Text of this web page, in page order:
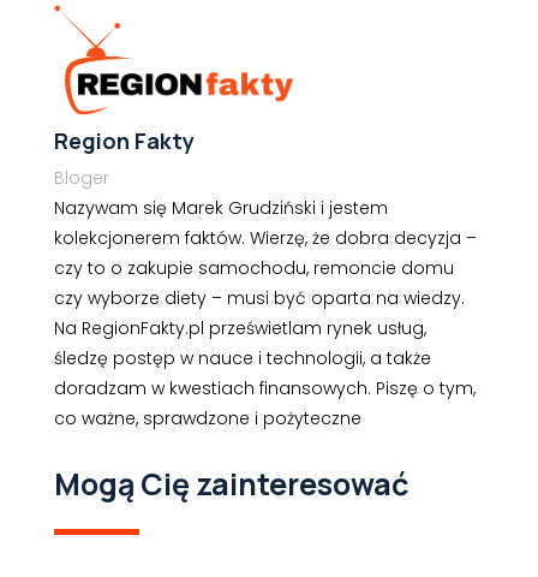
Region Fakty
Bloger
Nazywam się Marek Grudziński i jestem
kolekcjonerem faktów. Wierzę, że dobra decyzja –
czy to o zakupie samochodu, remoncie domu
czy wyborze diety – musi być oparta na wiedzy.
Na RegionFakty.pl prześwietlam rynek usług,
śledzę postęp w nauce i technologii, a także
doradzam w kwestiach finansowych. Piszę o tym,
co ważne, sprawdzone i pożyteczne
Mogą Cię zainteresować